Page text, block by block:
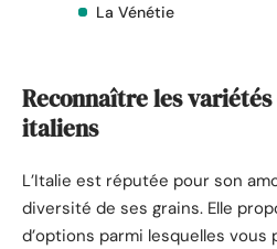
La Vénétie
Reconnaître les
italiens
L’Italie est réputée pour son
diversité de ses grains. Elle
d’options parmi lesquelles vous